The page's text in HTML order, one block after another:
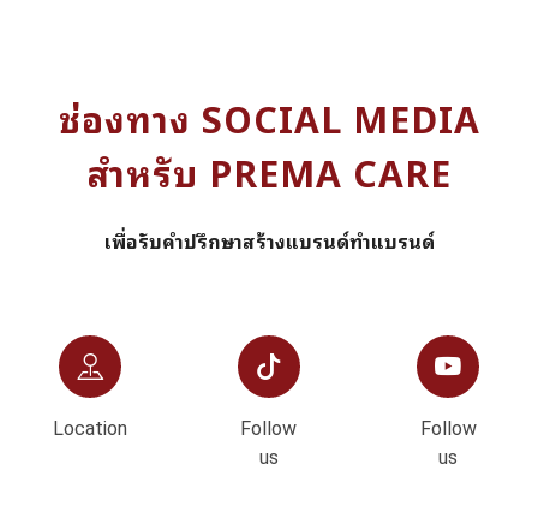
ช่องทาง SOCIAL MEDIA
สำหรับ PREMA CARE
เพื่อรับคำปรึกษาสร้างแบรนด์ทำแบรนด์
Location
Follow
us
Follow
us